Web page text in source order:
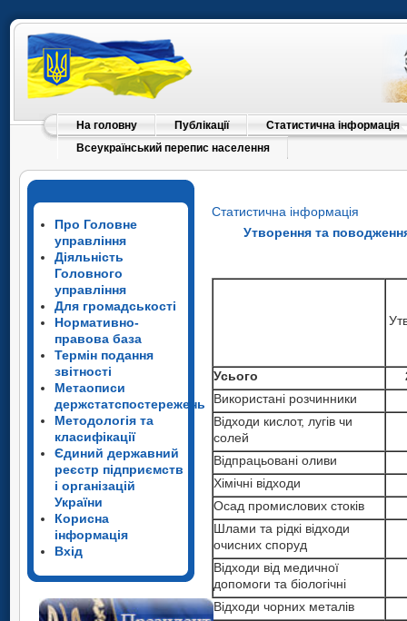
На головну Публікації
Статистична інформація
Всеукраїнський перепис населення
Про Головне
управління
Діяльність
Головного
управління
Для громадськості
Нормативно-
правова база
Термін подання
звітності
Метаописи
держстатспостережень
Методологія та
класифікації
Єдиний державний
реєстр підприємств
і організацій
України
Корисна
інформація
Вхід
Статистична інформація
Утворення та поводження
Усього
Використані розчинники
Відходи кислот, лугів чи
солей
Відпрацьовані оливи
Хімічні відходи
Осад промислових стоків
Шлами та рідкі відходи
очисних споруд
Відходи від медичної
допомоги та біологічні
Відходи чорних металів